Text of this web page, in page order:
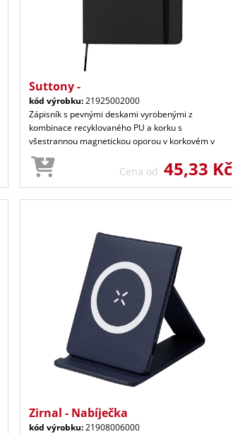
Suttony -
kód výrobku:21925002000
Zápisník s pevnými deskami vyrobenými z
kombinace recyklovaného PU a korku s
všestrannou magnetickou oporou v korkovém v
Cena od 45,33 Kč
Zirnal - Nabíječka
kód výrobku:21908006000